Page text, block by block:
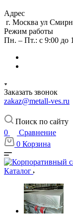
Адрес
г. Москва ул
Режим работы
Пн. – Пт.: с 9:00 до
Заказать звонок
zakaz@metall-ves.ru
Поиск по сайту
0
Сравнение
0 Корзина
Каталог